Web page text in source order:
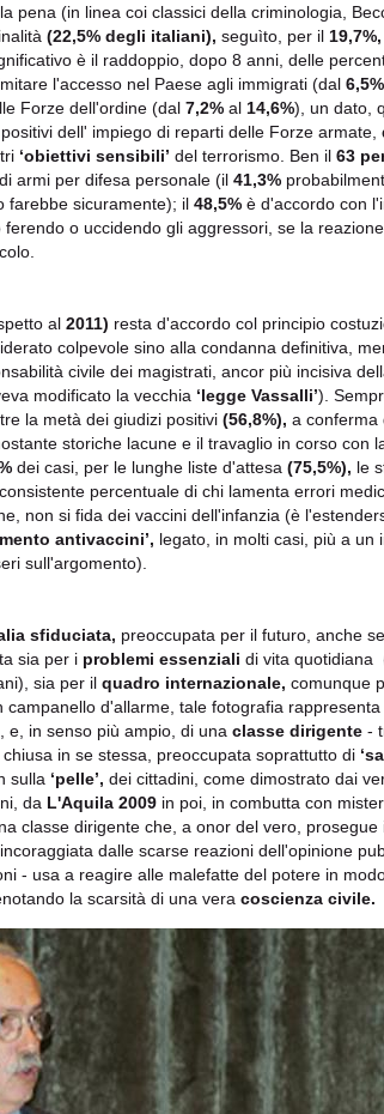
pena (in linea coi classici della criminologia,
(22,5% degli italiani), seguìto, per il 19,7%,
è il raddoppio, dopo 8 anni, delle
l'accesso nel Paese agli immigrati (dal 6,5%
Forze dell'ordine (dal 7,2% al 14,6%), un dato,
dell' impiego di reparti delle Forze armate,
‘obiettivi sensibili’ del terrorismo. Ben il 63
armi per difesa personale (il 41,3%
farebbe sicuramente); il 48,5% è d'accordo con
o uccidendo gli aggressori, se la
al 2011) resta d'accordo col principio
colpevole sino alla condanna definitiva,
civile dei magistrati, ancor più incisiva
modificato la vecchia ‘legge Vassalli’).
la metà dei giudizi positivi (56,8%), a conferma
storiche lacune e il travaglio in corso con
dei casi, per le lunghe liste d'attesa (75,5%), le
percentuale di chi lamenta errori
non si fida dei vaccini dell'infanzia (è
antivaccini’, legato, in molti casi, più a un
sull'argomento).
sfiduciata, preoccupata per il futuro, anche
sia per i problemi essenziali di vita quotidiana
sia per il quadro internazionale, comunque
campanello d'allarme, tale fotografia
e, in senso più ampio, di una classe dirigente -
chiusa in se stessa, preoccupata soprattutto di
sulla ‘pelle’, dei cittadini, come dimostrato dai
da L'Aquila 2009 in poi, in combutta con
classe dirigente che, a onor del vero,
dalle scarse reazioni dell'opinione
- usa a reagire alle malefatte del potere in
la scarsità di una vera coscienza civile.